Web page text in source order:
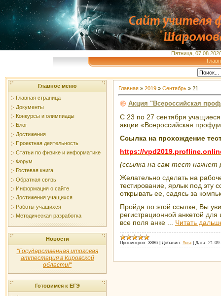
Пятница,
Главное меню
Главная страница
Документы
Конкурсы и олимпиады
Блог
Достижения
Проектная деятельность
Статьи по физике и информатике
Форум
Гостевая книга
Обратная связь
Информация о сайте
Достижения учащихся
Работы учащихся
Методическая разработка
Новости
"Государственная итоговая
аттестация в Кировской
области!"
Готовимся к ЕГЭ
Главная » 2019 » Сентябрь » 21
Акция "Всероссийская
С 23 по 27 сентября
акции «Всероссийская
Ссылка на прохождение
https://
(ссылка на сам тест начнет
Желательно сделать на
тестирование, ярлык под эту
открывать ее, садясь за
Пройдя по этой ссылке, Вы
регистрационной анкетой
все поля анке
Читать
Просмотров: 3886 Добавил: Yura Дата: